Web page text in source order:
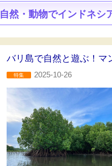
自然・動物でインドネシ
バリ島で自然と遊ぶ！マ
特集 2025-10-26